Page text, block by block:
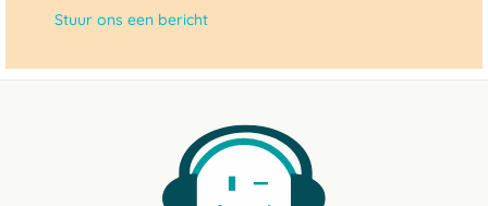
Stuur ons een bericht